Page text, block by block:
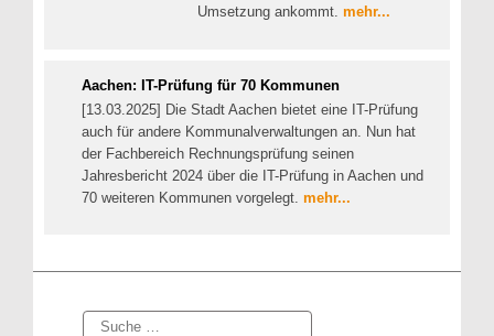
Umsetzung ankommt. mehr...
Aachen: IT-Prüfung für 70 Kommunen
[13.03.2025] Die Stadt Aachen bietet eine IT-Prüfung
auch für andere Kommunalverwaltungen an. Nun hat
der Fachbereich Rechnungsprüfung seinen
Jahresbericht 2024 über die IT-Prüfung in Aachen und
70 weiteren Kommunen vorgelegt. mehr...
Suche